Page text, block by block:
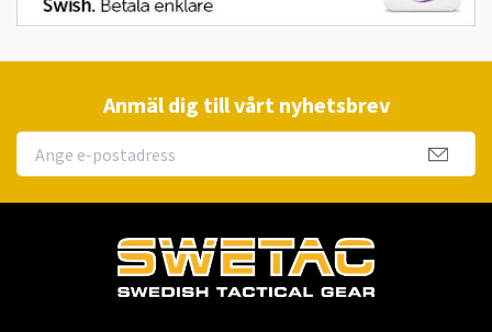
Anmäl dig till vårt nyhetsbrev